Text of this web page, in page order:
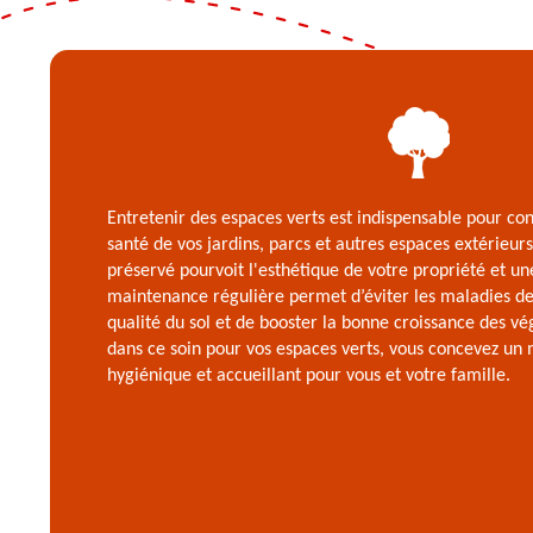
Entretenir des espaces verts est indispensable pour
santé de vos jardins, parcs et autres espaces
préservé pourvoit l'esthétique de votre propriété et
maintenance régulière permet d’éviter les maladies
qualité du sol et de booster la bonne croissance des
dans ce soin pour vos espaces verts, vous concevez
hygiénique et accueillant pour vous et votre famille.